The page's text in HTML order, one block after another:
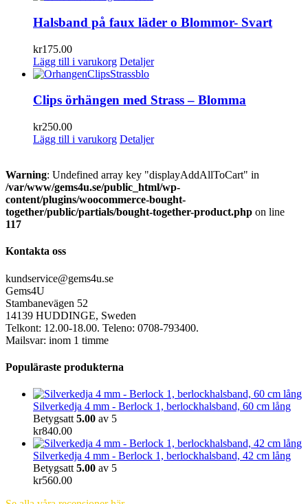
Halsband på faux läder o Blommor- Svart
kr175.00
Lägg till i varukorg Detaljer
Clips örhängen med Strass – Blomma
kr250.00
Lägg till i varukorg Detaljer
Warning: Undefined array key "displayAddAllToCart" in
/var/www/gems4u.se/public_html/wp-
content/plugins/woocommerce-bought-
together/public/partials/bought-together-product.php on line
117
Kontakta oss
kundservice@gems4u.se
Gems4U
Stambanevägen 52
14139 HUDDINGE, Sweden
Telkont: 12.00-18.00. Teleno: 0708-793400.
Mailsvar: inom 1 timme
Populäraste produkterna
Silverkedja 4 mm - Berlock 1, berlockhalsband, 60 cm lång
Betygsatt 5.00 av 5
kr840.00
Silverkedja 4 mm - Berlock 1, berlockhalsband, 42 cm lång
Betygsatt 5.00 av 5
kr560.00